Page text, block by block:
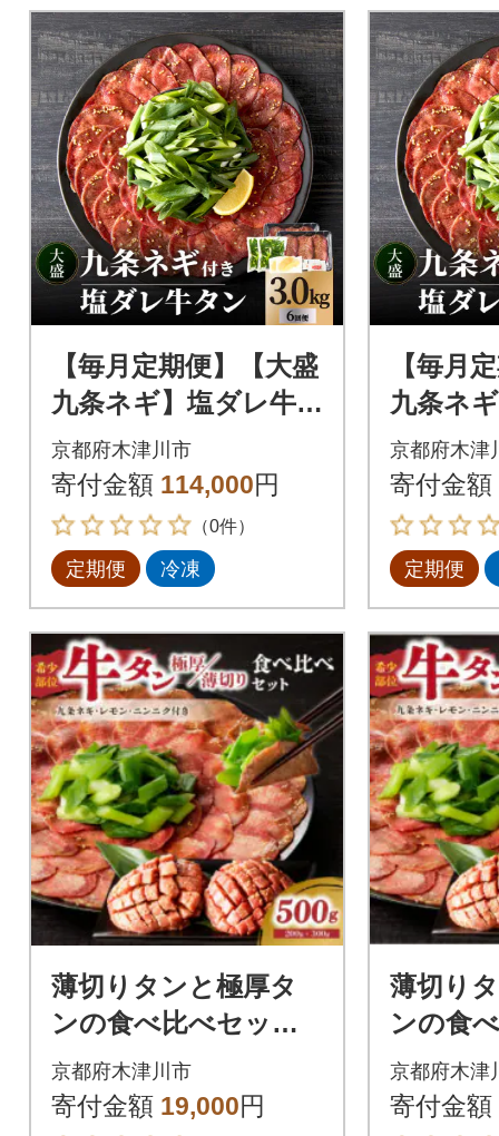
【毎月定期便】【大盛
九条ネギ】塩ダレ牛
タン500g全6回
京都府木津川市
寄付金額 114,000円
（0件）
定期便 冷凍
【毎月
九条ネ
タン
京都府木津
寄付金額
定期便
薄切りタンと極厚タ
ンの食べ比べセット
計500g(150g×2P + 10
0g×2P)
京都府木津川市
寄付金額 19,000円
薄切り
ンの食
計
0g×3P)
京都府木津
寄付金額